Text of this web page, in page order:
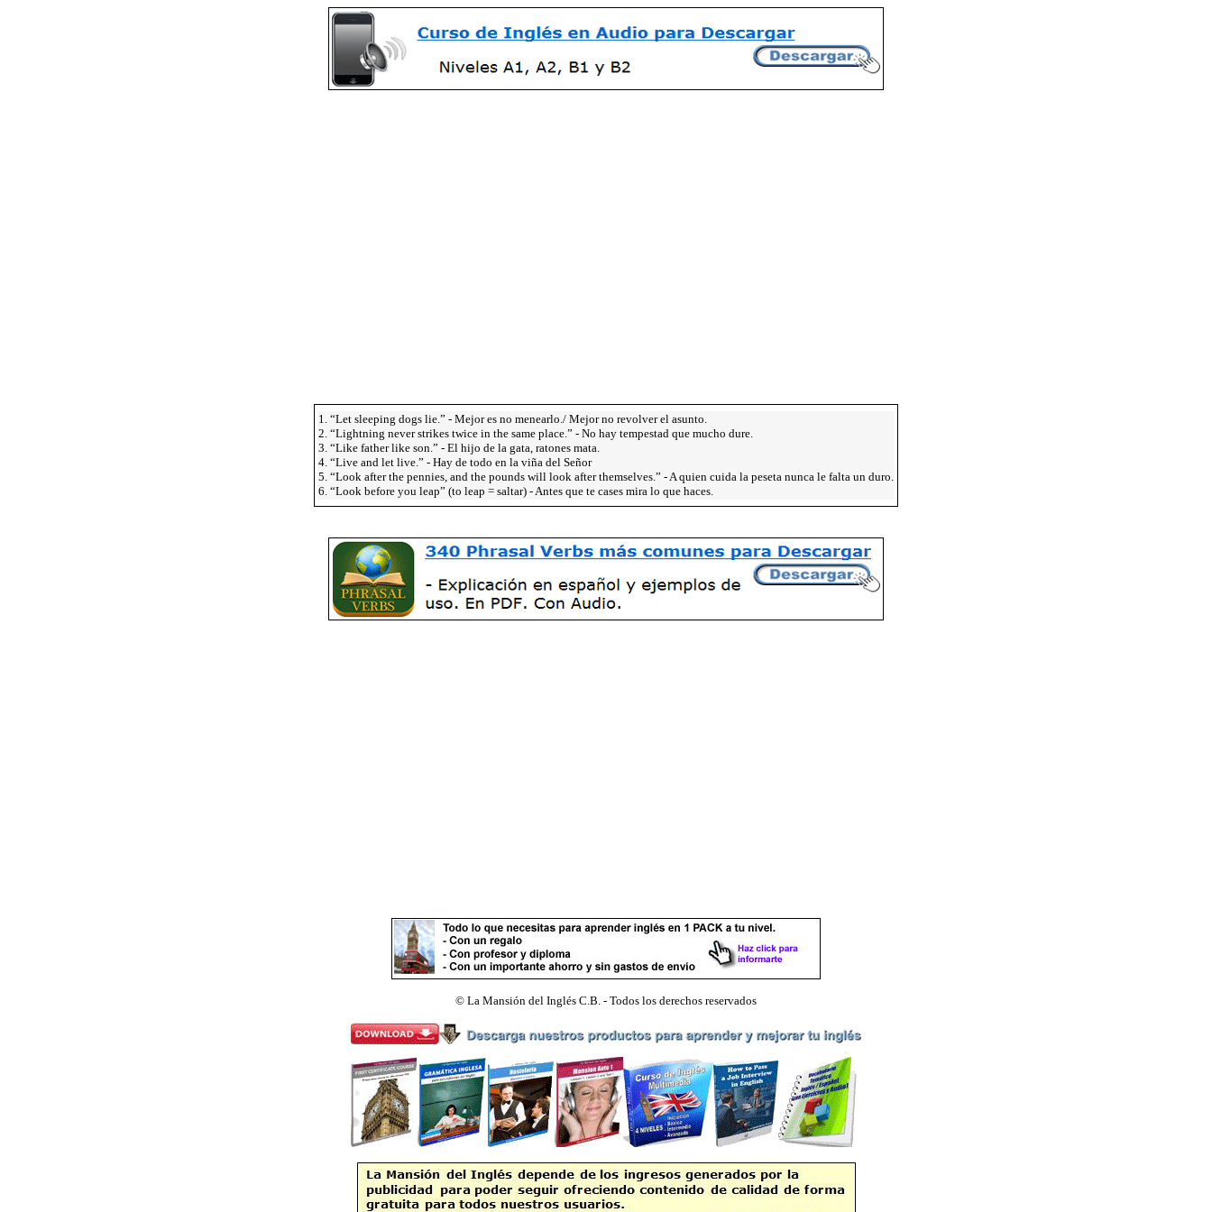
1. “Let sleeping dogs lie.” - Mejor es no menearlo./ Mejor no revolver el asunto.
2. “Lightning never strikes twice in the same place.” - No hay tempestad que mucho dure.
3. “Like father like son.” - El hijo de la gata, ratones mata.
4. “Live and let live.” - Hay de todo en la viña del Señor
5. “Look after the pennies, and the pounds will look after themselves.” - A quien cuida la peseta nunca le falta un duro.
6. “Look before you leap” (to leap = saltar) - Antes que te cases mira lo que haces.
© La Mansión del Inglés C.B. - Todos los derechos reservados